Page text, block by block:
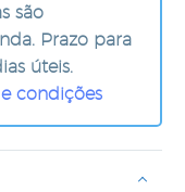
são
Prazo para
úteis.
condições